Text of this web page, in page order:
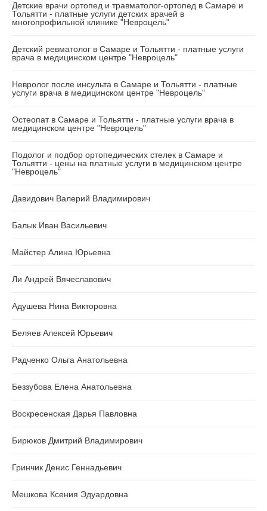
Детские врачи ортопед и травматолог-ортопед в Самаре и
Тольятти - платные услуги детских врачей в
многопрофильной клинике "Невроцель"
Детский ревматолог в Самаре и Тольятти - платные услуги
врача в медицинском центре "Невроцель"
Невролог после инсульта в Самаре и Тольятти - платные
услуги врача в медицинском центре "Невроцель"
Остеопат в Самаре и Тольятти - платные услуги врача в
медицинском центре "Невроцель"
Подолог и подбор ортопедических стелек в Самаре и
Тольятти - цены на платные услуги в медицинском центре
"Невроцель"
Давидович Валерий Владимирович
Балык Иван Васильевич
Майстер Алина Юрьевна
Ли Андрей Вячеславович
Адушева Нина Викторовна
Беляев Алексей Юрьевич
Радченко Ольга Анатольевна
Беззубова Елена Анатольевна
Воскресенская Дарья Павловна
Бирюков Дмитрий Владимирович
Гринчик Денис Геннадьевич
Мешкова Ксения Эдуардовна